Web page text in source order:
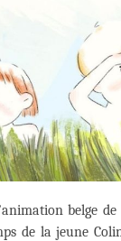
belge
de la jeune